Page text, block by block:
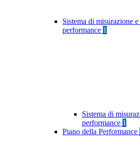
Sistema di misurazione
performance 1
Sistema di
performance 1
Piano della Performance